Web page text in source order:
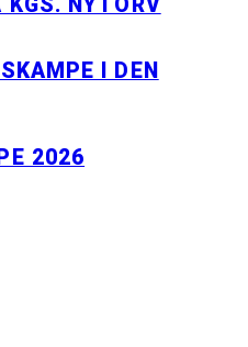
I DEN
2026